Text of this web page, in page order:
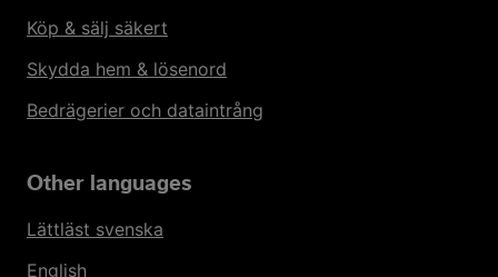
Köp & sälj säkert
Skydda hem & lösenord
Bedrägerier och dataintrång
Other languages
Lättläst svenska
English